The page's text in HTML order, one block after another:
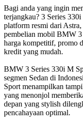
Bagi anda yang ingin
terjangkau? 3 Series
platform resmi dari
pembelian mobil BMW 3
harga kompetitif, promo
kredit yang mudah.
BMW 3 Series 330i M
segmen Sedan di
Sport menampilkan
yang menonjol
depan yang stylish
pencahayaan optimal.